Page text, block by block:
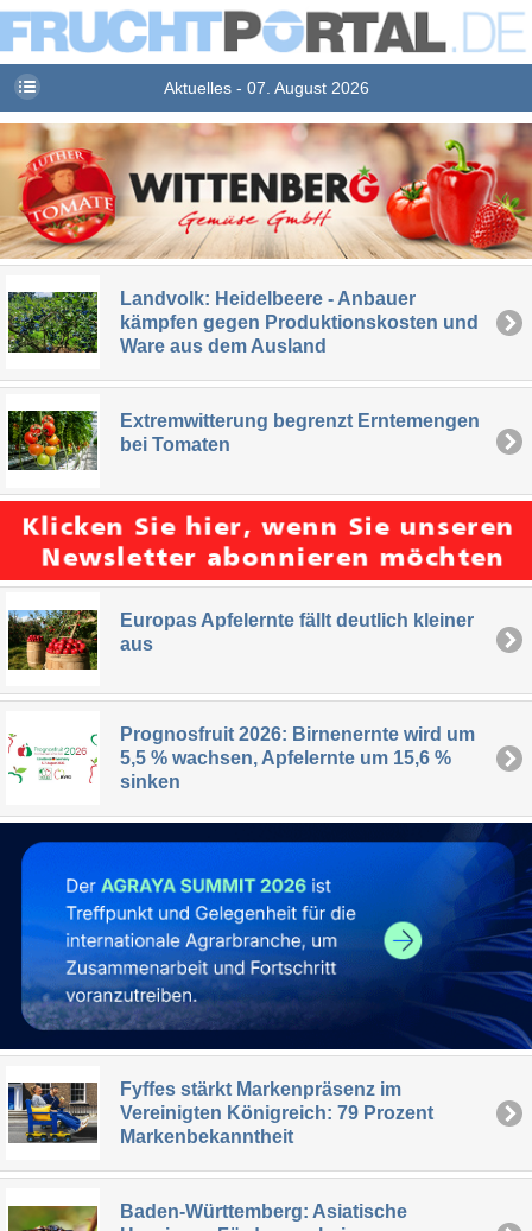
Aktuelles - 07. August 2026
Landvolk: Heidelbeere - Anbauer
kämpfen gegen Produktionskosten und
Ware aus dem Ausland
Extremwitterung begrenzt Erntemengen
bei Tomaten
Europas Apfelernte fällt deutlich kleiner
aus
Prognosfruit 2026: Birnenernte wird um
5,5 % wachsen, Apfelernte um 15,6 %
sinken
Fyffes stärkt Markenpräsenz im
Vereinigten Königreich: 79 Prozent
Markenbekanntheit
Baden-Württemberg: Asiatische